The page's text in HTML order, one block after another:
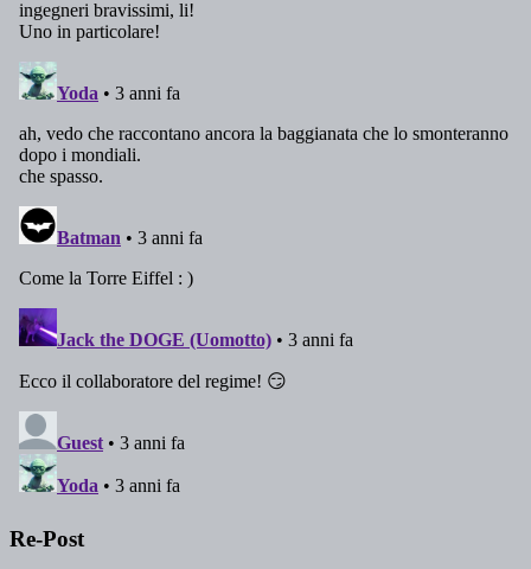
Re-Post